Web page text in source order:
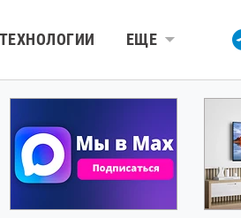
ТЕХНОЛОГИИ ЕЩЕ